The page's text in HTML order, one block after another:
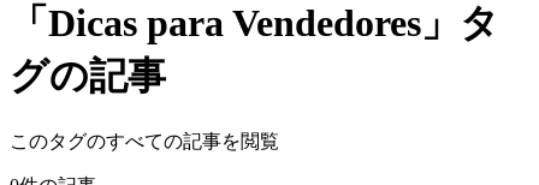
「Dicas para Vendedores」タ
グの記事
このタグのすべての記事を閲覧